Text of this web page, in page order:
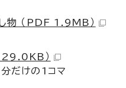
物 （PDF 1.9MB）
）
だけの1コマ